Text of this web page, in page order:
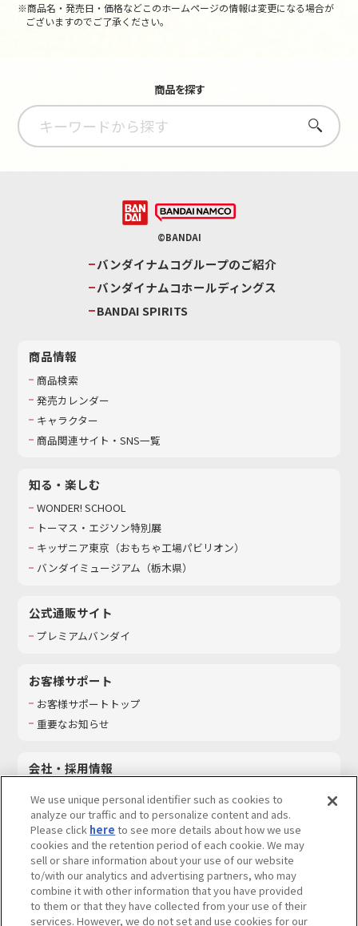
※商品名・発売日・価格などこのホームページの情報は変更になる場合が
ございますのでご了承ください。
商品を探す
さがす
©BANDAI
バンダイナムコグループのご紹介
バンダイナムコホールディングス
BANDAI SPIRITS
商品情報
商品検索
発売カレンダー
キャラクター
商品関連サイト・SNS一覧
知る・楽しむ
WONDER! SCHOOL
トーマス・エジソン特別展
キッザニア東京（おもちゃ工場パビリオン）​
バンダイミュージアム（栃木県）
公式通販サイト
プレミアムバンダイ
お客様サポート
お客様サポートトップ
重要なお知らせ
会社・採用情報
採用情報
サステナビリティ
お問い合わせ
ウェブサイトご利用条件 ソーシャルメディアポリシー
We use unique personal identifier such as cookies to
analyze our traffic and to personalize content and ads.
Please click here to see more details about how we use
cookies and the retention period of each cookie. We may
sell or share information about your use of our website
to/with our analytics and advertising partners, who may
combine it with other information that you have provided
to them or that they have collected from your use of their
services. However, we do not set and use cookies for our